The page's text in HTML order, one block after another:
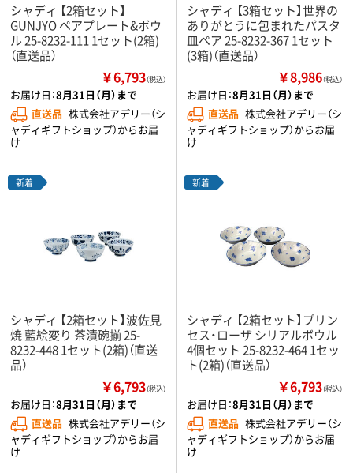
シャディ 【2箱セット】
GUNJYO ペアプレート&ボウ
ル 25-8232-111 1セット(2箱)
（直送品）
￥6,793（税込）
お届け日：8月31日（月）まで
直送品 株式会社アデリー（シ
ャディギフトショップ）からお届
け
シャディ 【3箱セット】世界の
ありがとうに包まれたパスタ
皿ペア 25-8232-367 1セット
(3箱)（直送品）
￥8,986（税込）
お届け日：8月31日（月）まで
直送品 株式会社アデリー（シ
ャディギフトショップ）からお届
け
新着
シャディ 【2箱セット】波佐見
焼 藍絵変り 茶漬碗揃 25-
8232-448 1セット(2箱)（直送
品）
￥6,793（税込）
お届け日：8月31日（月）まで
直送品 株式会社アデリー（シ
ャディギフトショップ）からお届
け
新着
シャディ 【2箱セット】プリン
セス・ローザ シリアルボウル
4個セット 25-8232-464 1セッ
ト(2箱)（直送品）
￥6,793（税込）
お届け日：8月31日（月）まで
直送品 株式会社アデリー（シ
ャディギフトショップ）からお届
け